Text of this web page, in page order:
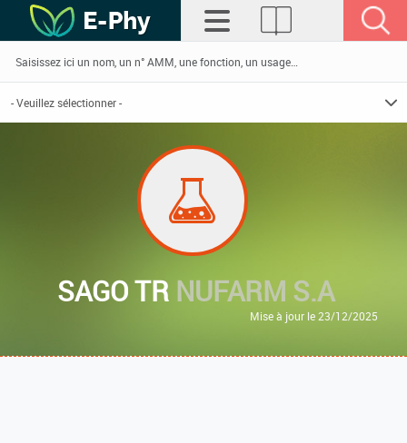
SAGO TR NUFARM S.A
Mise à jour le 23/12/2025